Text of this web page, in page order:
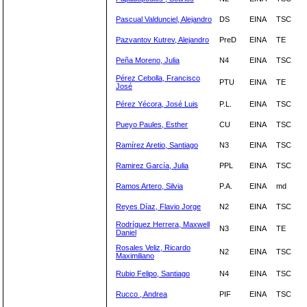
Pascual Valdunciel, Alejandro DS EINA TSC
Pazvantov Kutrev, Alejandro PreD EINA TE
Peña Moreno, Julia N4 EINA TSC
Pérez Cebolla, Francisco
José
PTU EINA TE
Pérez Yécora, José Luis P.L. EINA TSC
Pueyo Paules, Esther CU EINA TSC
Ramírez Aretio, Santiago N3 EINA TSC
Ramirez García, Julia PPL EINA TSC
Ramos Artero, Silvia P.A. EINA md
Reyes Díaz, Flavio Jorge N2 EINA TSC
Rodríguez Herrera, Maxwell
Daniel
N3 EINA TE
Rosales Veliz, Ricardo
Maximiliano
N2 EINA TSC
Rubio Felipo, Santiago N4 EINA TSC
Rucco , Andrea PIF EINA TSC